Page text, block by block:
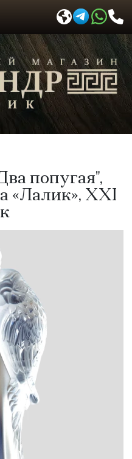
попугая",
«Лалик», ХХI